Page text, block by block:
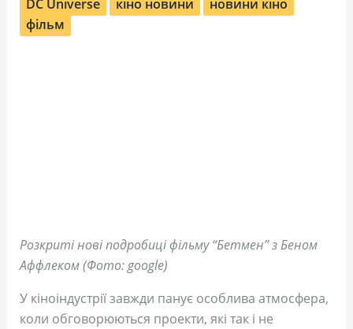
DC Universe кіно новини
новини кіно
фільм
Розкриті нові подробиці фільму “Бетмен” з Беном
Аффлеком (Фото: google)
У кіноіндустрії завжди панує особлива атмосфера,
коли обговорюються проекти, які так і не